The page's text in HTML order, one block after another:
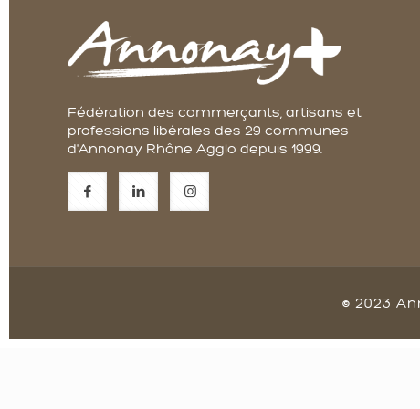
Fédération des commerçants, artisans et
professions libérales des 29 communes
d'Annonay Rhône Agglo depuis 1999.
© 2023